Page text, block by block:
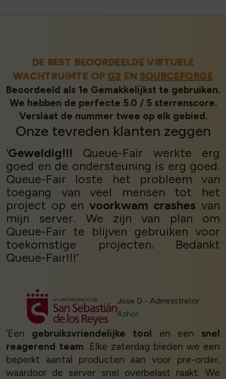
DE BEST BEOORDEELDE VIRTUELE
WACHTRUIMTE OP G2 EN SOURCEFORGE
Beoordeeld als 1e Gemakkelijkst te gebruiken.
We hebben de perfecte 5.0 / 5 sterrenscore.
Verslaat de nummer twee op elk gebied.
Onze tevreden klanten zeggen
‘Geweldig!!! Queue-Fair werkte erg
goed en de ondersteuning is erg goed.
Queue-Fair loste het probleem van
toegang van veel mensen tot het
project op en voorkwam crashes van
mijn server. We zijn van plan om
Queue-Fair te blijven gebruiken voor
toekomstige projecten. Bedankt
Queue-Fair!!!’
Jose D - Administrator
Azhor
‘Een gebruiksvriendelijke tool en een snel
reagerend team. Elke zaterdag bieden we een
beperkt aantal producten aan voor pre-order,
waardoor de server snel overbelast raakt. We